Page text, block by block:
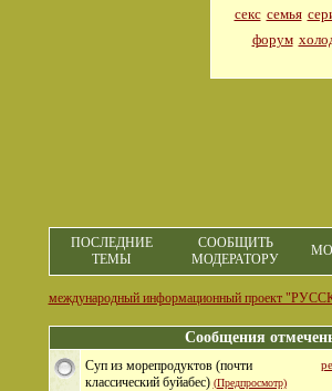
секс семья
форум
ПОСЛЕДНИЕ
ТЕМЫ
СООБЩИТЬ
МОДЕРАТОРУ
международный информационный проект
Сообщения
Суп из морепродуктов (почти
классический буйабес) (Предпросмотр)